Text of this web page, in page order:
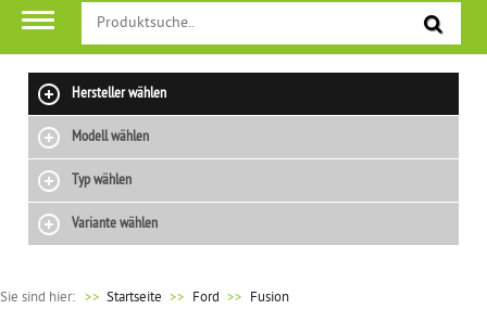
Hersteller wählen
Modell wählen
Typ wählen
Variante wählen
Sie sind hier: >> Startseite Ford
Fusion